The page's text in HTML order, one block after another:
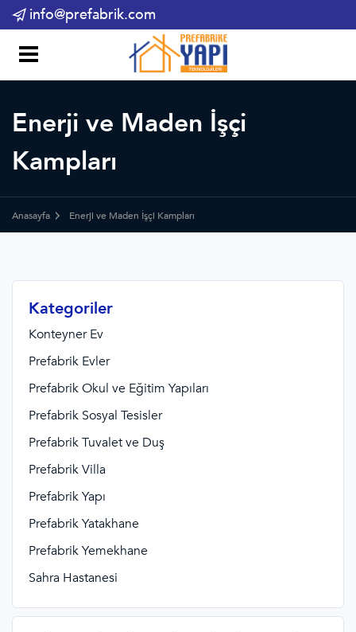
info@prefabrik.com
Enerji ve Maden İşçi
Kampları
Anasayfa Enerji ve Maden İşçi Kampları
Kategoriler
Konteyner Ev
Prefabrik Evler
Prefabrik Okul ve Eğitim Yapıları
Prefabrik Sosyal Tesisler
Prefabrik Tuvalet ve Duş
Prefabrik Villa
Prefabrik Yapı
Prefabrik Yatakhane
Prefabrik Yemekhane
Sahra Hastanesi